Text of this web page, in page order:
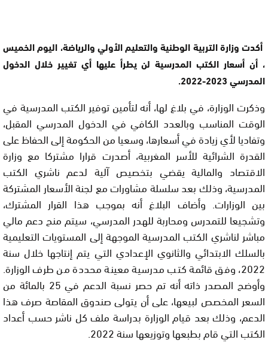
أكدت وزارة التربية الوطنية والتعليم الأولي والرياضة، اليوم الخميس
، أن أسعار الكتب المدرسية لن يطرأ عليها أي تغيير خلال الدخول
المدرسي 2023-2022.
وذكرت الوزارة، في بلاغ لها، أنه لتأمين توفير الكتب المدرسية في
الوقت المناسب وبالعدد الكافي في الدخول المدرسي المقبل،
وتفاديا لأي زيادة في أسعارها، وسعيا من الحكومة إلى الحفاظ على
القدرة الشرائية للأسر المغربية، أصدرت قرارا مشتركا مع وزارة
الاقتصاد والمالية يقضي بتخصيص آلية لدعم ناشري الكتب
المدرسية، وذلك بعد سلسلة مشاورات مع لجنة الأسعار المشتركة
بين الوزارات. وأضاف البلاغ أنه بموجب هذا القرار المشترك،
وتشجيعا للتمدرس ومحاربة للهدر المدرسي، سيتم منح دعم مالي
مباشر لناشري الكتب المدرسية الموجهة إلى المستويات التعليمية
بالسلك الابتدائي والثانوي الإعدادي التي يتم إنتاجها خلال سنة
2022، وفق قائمة كتب مدرسية معينة محددة من طرف الوزارة.
وأوضح المصدر ذاته أنه تم حصر نسبة الدعم في 25 بالمائة من
السعر المخصص لبيعها، على أن يتولى صندوق المقاصة صرف هذا
الدعم، وذلك بعد قيام الوزارة بدراسة ملف كل ناشر حسب أعداد
الكتب التي قام بطبعها وتوزيعها سنة 2022.